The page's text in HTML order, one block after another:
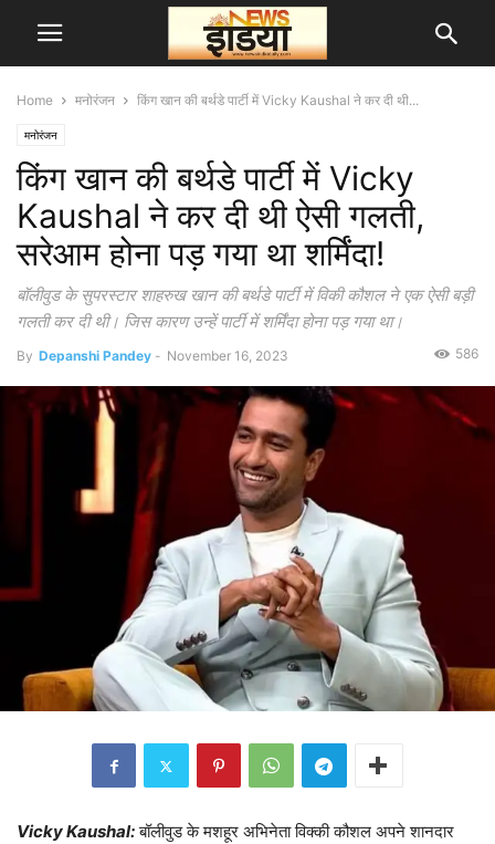
Home मनोरंजन किंग खान की बर्थडे पार्टी में Vicky Kaushal ने कर दी थी...
मनोरंजन
किंग खान की बर्थडे पार्टी में Vicky
Kaushal ने कर दी थी ऐसी गलती,
सरेआम होना पड़ गया था शर्मिंदा!
बॉलीवुड के सुपरस्टार शाहरुख खान की बर्थडे पार्टी में विकी कौशल ने एक ऐसी बड़ी
गलती कर दी थी। जिस कारण उन्हें पार्टी में शर्मिंदा होना पड़ गया था।
By Depanshi Pandey - November 16, 2023 586
Vicky Kaushal:बॉलीवुड के मशहूर अभिनेता विक्की कौशल अपने शानदार